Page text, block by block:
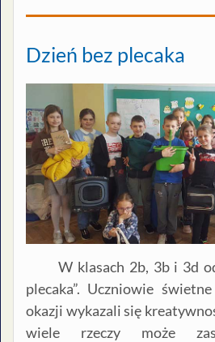
Dzień bez plecaka
W klasach 2b, 3b i 3d
plecaka”. Uczniowie
okazji wykazali się
wiele rzeczy może